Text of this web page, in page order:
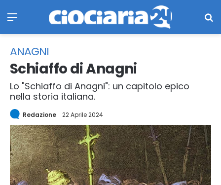
ANAGNI
Schiaffo di Anagni
Lo "Schiaffo di Anagni": un capitolo epico
nella storia italiana.
Redazione 22 Aprile 2024